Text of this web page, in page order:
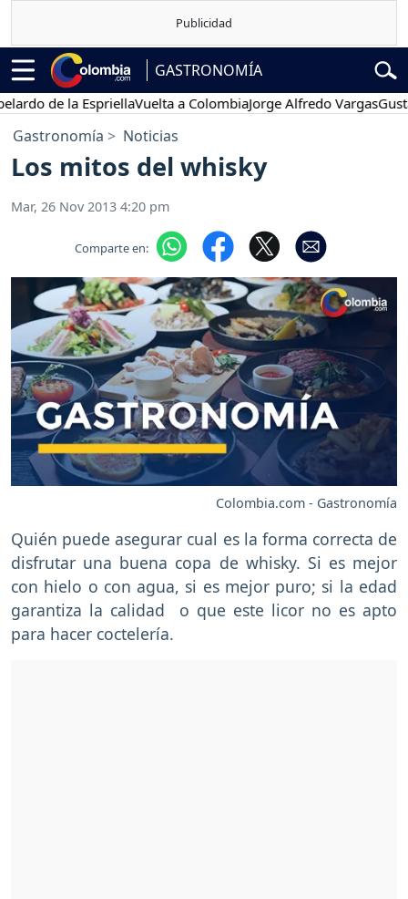
GASTRONOMÍA
de la EspriellaVuelta a ColombiaJorge Alfredo VargasGustavo
Gastronomía Noticias
Los mitos del whisky
Mar, 26 Nov 2013 4:20 pm
Comparte en:
Colombia.com - Gastronomía
Quién puede asegurar cual es la forma correcta de
disfrutar una buena copa de whisky. Si es mejor
con hielo o con agua, si es mejor puro; si la edad
garantiza la calidad o que este licor no es apto
para hacer coctelería.